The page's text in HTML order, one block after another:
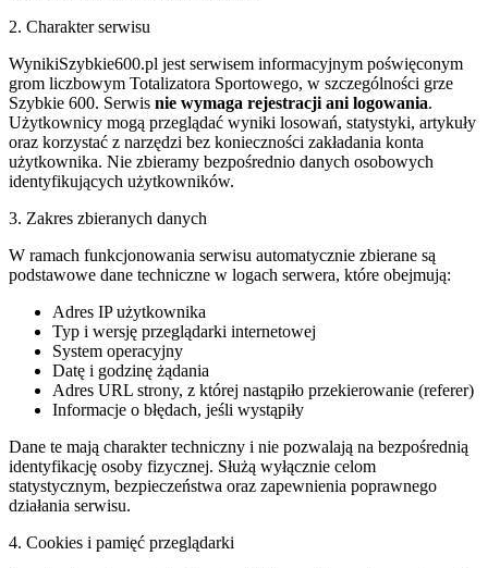
2. Charakter serwisu
WynikiSzybkie600.pl jest serwisem informacyjnym poświęconym
grom liczbowym Totalizatora Sportowego, w szczególności grze
Szybkie 600. Serwis nie wymaga rejestracji ani logowania.
Użytkownicy mogą przeglądać wyniki losowań, statystyki, artykuły
oraz korzystać z narzędzi bez konieczności zakładania konta
użytkownika. Nie zbieramy bezpośrednio danych osobowych
identyfikujących użytkowników.
3. Zakres zbieranych danych
W ramach funkcjonowania serwisu automatycznie zbierane są
podstawowe dane techniczne w logach serwera, które obejmują:
Adres IP użytkownika
Typ i wersję przeglądarki internetowej
System operacyjny
Datę i godzinę żądania
Adres URL strony, z której nastąpiło przekierowanie (referer)
Informacje o błędach, jeśli wystąpiły
Dane te mają charakter techniczny i nie pozwalają na bezpośrednią
identyfikację osoby fizycznej. Służą wyłącznie celom
statystycznym, bezpieczeństwa oraz zapewnienia poprawnego
działania serwisu.
4. Cookies i pamięć przeglądarki